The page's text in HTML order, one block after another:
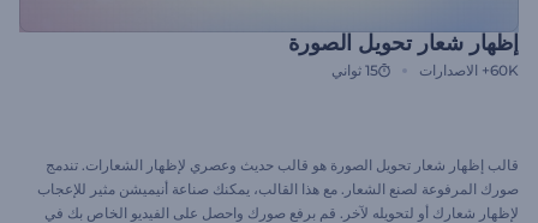
إظهار شعار تحويل الصورة
60K+ الاصدارات 15 ثواني
قالب إظهار شعار تحويل الصورة هو قالب حديث وعصري لإظهار الشعارات. تندمج
صورك المرفوعة لصنع الشعار. مع هذا القالب، يمكنك صناعة أنيميشن مثير للإعجاب
لإظهار شعارك أو لتحويله لآخر. قم برفع صورك واحصل على الفيديو الخاص بك في